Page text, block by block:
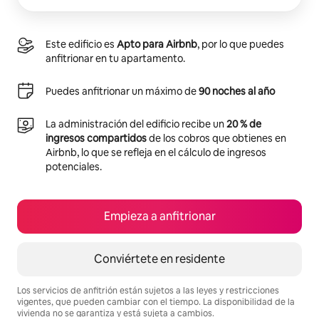
Este edificio es Apto para Airbnb, por lo que puedes
anfitrionar en tu apartamento.
Puedes anfitrionar un máximo de90 noches al año
La administración del edificio recibe un20 % de
ingresos compartidosde los cobros que obtienes en
Airbnb, lo que se refleja en el cálculo de ingresos
potenciales.
Empieza a anfitrionar
Conviértete en residente
Los servicios de anfitrión están sujetos a las leyes y restricciones
vigentes, que pueden cambiar con el tiempo. La disponibilidad de la
vivienda no se garantiza y está sujeta a cambios.